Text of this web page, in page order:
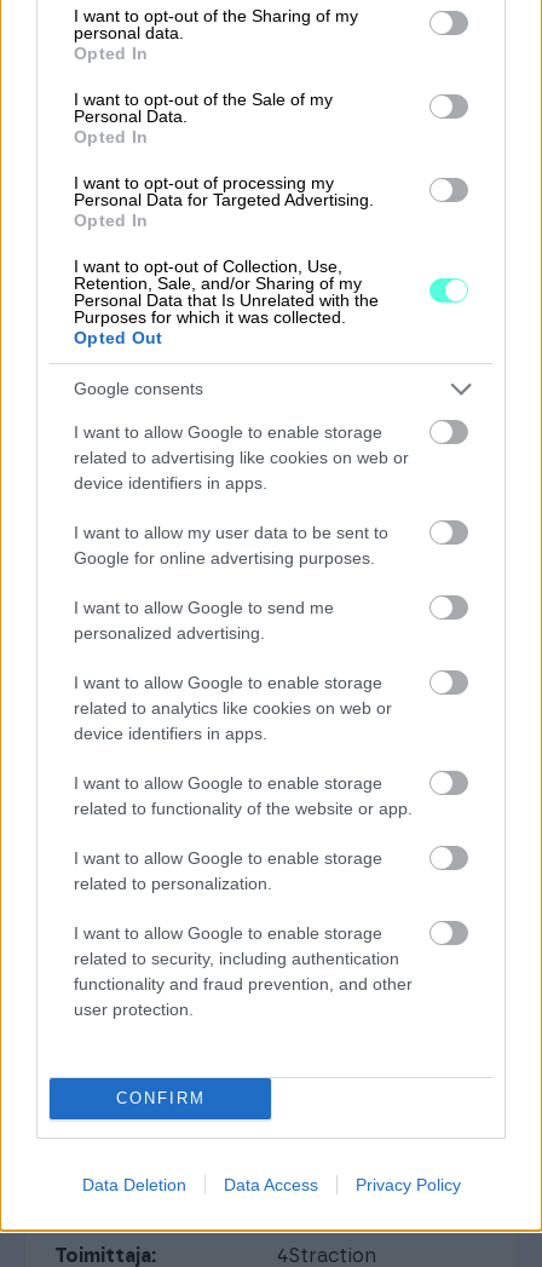
not limited to your visit or usage behaviour. You may click to
grant or deny consent to Google and its third-party tags to
use your data for below specified purposes in below Google
consent section.
I want to opt-out of the Sharing of my
personal data.
Opted In
I want to opt-out of the Sale of my
Personal Data.
Opted In
I want to opt-out of processing my
Personal Data for Targeted Advertising.
Opted In
I want to opt-out of Collection, Use,
Retention, Sale, and/or Sharing of my
Personal Data that Is Unrelated with the
Purposes for which it was collected.
Opted Out
Google consents
I want to allow Google to enable storage
related to advertising like cookies on web or
device identifiers in apps.
I want to allow my user data to be sent to
Google for online advertising purposes.
I want to allow Google to send me
personalized advertising.
I want to allow Google to enable storage
related to analytics like cookies on web or
device identifiers in apps.
I want to allow Google to enable storage
related to functionality of the website or app.
I want to allow Google to enable storage
related to personalization.
I want to allow Google to enable storage
related to security, including authentication
functionality and fraud prevention, and other
user protection.
CONFIRM
Data Deletion Data Access Privacy Policy
Toimintaympäristön seuranta
Tuo ulkoisen ympäristön seurannan tehokkaasti
organisaation hyödynnettäväksi. Saa reaaliaikainen,
nopeasti muuttuvasta ja epävarmasta
toimintaympäristöstä.
Finago Procountor +
4Straction
Procountorista asiakkaat, tuotteet, laskut sekä
kirjanpidon. Tiedoista muodostetaan kirjanpidon
lasketaan myös kattava valikoima erilaisia
johdettuja tunnuslukuja rahoitukseen,
Laskuaineiston pohjalta palvelu laskee erilaisia
tunnuslukuja kuten keskisostoksen ja asiakkuuksien
kehityksen. Lisäksi laskutustietojen pohjalta palvelu
näyttää myyntiä kunnittain ja maittain nk.
Pystyt muodostamaan näistä tunnusluvuista
Palvelu hakee rajapinnan kautta Finago
Procountorista myös seurantakohteet ja tätä tietoa
voit käyttää ryhmittely- ja rajaustekijöinä.
4Straction
Ratkaisualue: Raportointi ja BI
Toimittaja: 4Straction